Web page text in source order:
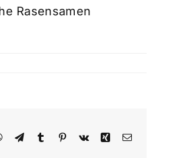
Rasensamen
WhatsApp
TelegramTumblr Pinterest
Vk XingE-